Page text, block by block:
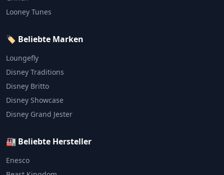
Looney Tunes
🏷️ Beliebte Marken
Loungefly
Disney Traditions
Disney Britto
Disney Showcase
Disney Grand Jester
🏭 Beliebte Hersteller
Enesco